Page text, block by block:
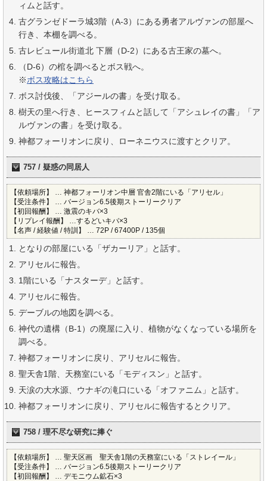
ィムと話す。
古グランゼドーラ城3階（A-3）にある勇者アルヴァンの部屋へ
行き、本棚を調べる。
古レビュール街道北 下層（D-2）にある古王家の墓へ。
（D-6）の棺を調べるとボス戦へ。
※ボス攻略はこちら
ボス討伐後、「アジールの書」を受け取る。
樹天の里へ行き、ヒースフィムと話して「アシュレイの書」「ア
ルヴァンの書」を受け取る。
神都フォーリオンに戻り、ローネニウスに渡すとクリア。
757 / 疑惑の同居人
【依頼場所】 … 神都フォーリオン中層 官舎2階にいる「アリセル」
【受注条件】 … バージョン6.5後期ストーリークリア
【初回報酬】 … 激震のキバ×3
【リプレイ報酬】 …するどいキバ×3
【名声 / 経験値 / 特訓】 … 72P / 67400P / 135個
となりの部屋にいる「ザカーリア」と話す。
アリセルに報告。
1階にいる「ナスターデ」と話す。
アリセルに報告。
デーブルの地図を調べる。
神代の遺構（B-1）の廃屋に入り、植物がなくなっている場所を
調べる。
神都フォーリオンに戻り、アリセルに報告。
聖天舎1階、天務室にいる「モディスン」と話す。
天涙の大水源、ウナギの滝口にいる「オファニム」と話す。
神都フォーリオンに戻り、アリセルに報告するとクリア。
758 / 理不尽な研究に捧ぐ
【依頼場所】 … 聖天区画 聖天舎1階の天務室にいる「ストレイール」
【受注条件】 … バージョン6.5後期ストーリークリア
【初回報酬】 … デモニウム鉱石×3